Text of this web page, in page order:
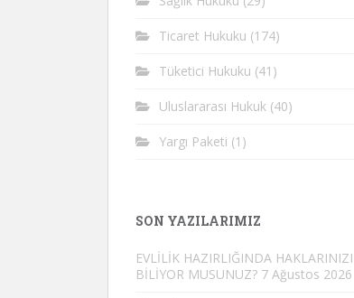
Ticaret Hukuku (174)
Tüketici Hukuku (41)
Uluslararası Hukuk (40)
Yargı Paketi (1)
SON YAZILARIMIZ
EVLİLİK HAZIRLIĞINDA HAKLARINIZI
BİLİYOR MUSUNUZ? 7 Ağustos 2026